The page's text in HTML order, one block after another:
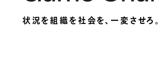
状況を組織を社会を、一変させろ。